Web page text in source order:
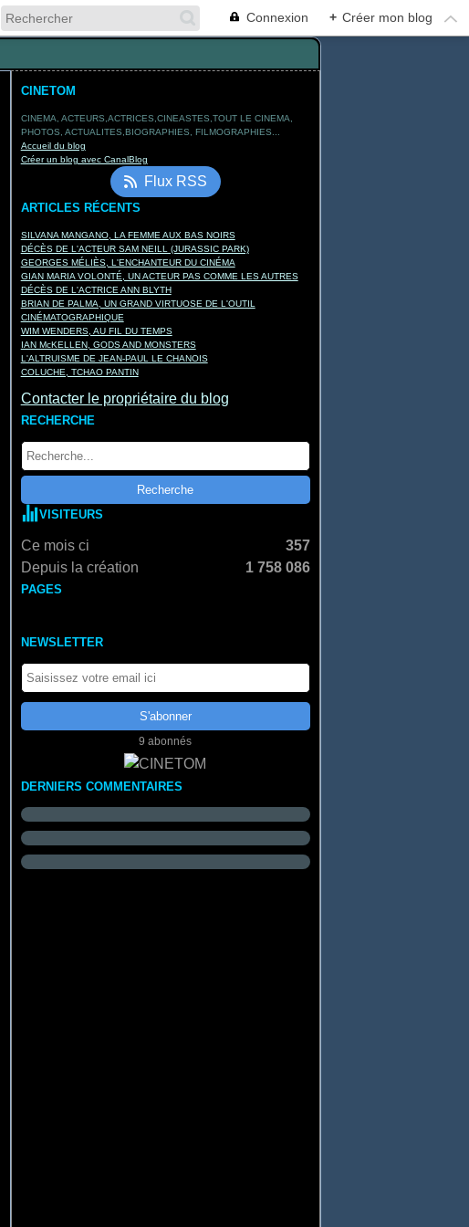
Connexion + Créer mon blog
CINETOM
CINEMA, ACTEURS,ACTRICES,CINEASTES,TOUT LE CINEMA,
PHOTOS, ACTUALITES,BIOGRAPHIES, FILMOGRAPHIES...
Accueil du blog
Créer un blog avec CanalBlog
Flux RSS
ARTICLES RÉCENTS
SILVANA MANGANO, LA FEMME AUX BAS NOIRS
DÉCÈS DE L'ACTEUR SAM NEILL (JURASSIC PARK)
GEORGES MÉLIÈS, L'ENCHANTEUR DU CINÉMA
GIAN MARIA VOLONTÉ, UN ACTEUR PAS COMME LES AUTRES
DÉCÈS DE L'ACTRICE ANN BLYTH
BRIAN DE PALMA, UN GRAND VIRTUOSE DE L'OUTIL
CINÉMATOGRAPHIQUE
WIM WENDERS, AU FIL DU TEMPS
IAN McKELLEN, GODS AND MONSTERS
L'ALTRUISME DE JEAN-PAUL LE CHANOIS
COLUCHE, TCHAO PANTIN
Contacter le propriétaire du blog
RECHERCHE
VISITEURS
Ce mois ci
357
Depuis la création
1 758 086
PAGES
NEWSLETTER
9 abonnés
DERNIERS COMMENTAIRES